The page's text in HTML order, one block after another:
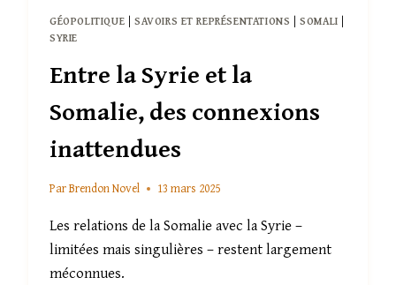
GÉOPOLITIQUE | SAVOIRS ET REPRÉSENTATIONS |SOMALI |
SYRIE
Entre la Syrie et la
Somalie, des connexions
inattendues
ParBrendon Novel 13 mars 2025
Les relations de la Somalie avec la Syrie –
limitées mais singulières – restent largement
méconnues.